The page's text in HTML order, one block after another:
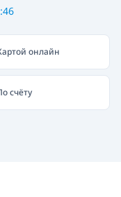
онлайн
счёту